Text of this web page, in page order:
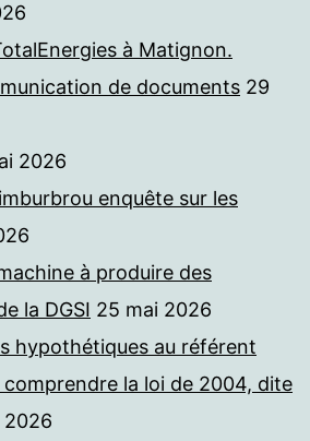
à Matignon.
de documents 29
2026
enquête sur les
à produire des
la DGSI 25 mai 2026
hypothétiques au référent
la loi de 2004, dite
2026